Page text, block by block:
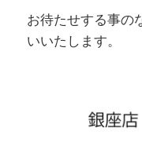
お待たせする事の
いいたします。